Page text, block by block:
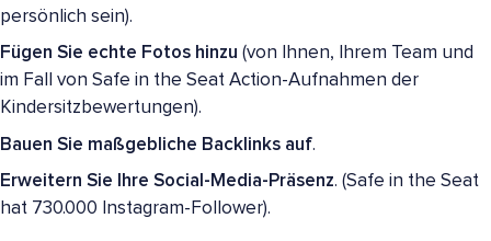
persönlich sein).
Fügen Sie echte Fotos hinzu (von Ihnen, Ihrem Team und
im Fall von Safe in the Seat Action-Aufnahmen der
Kindersitzbewertungen).
Bauen Sie maßgebliche Backlinks auf.
Erweitern Sie Ihre Social-Media-Präsenz. (Safe in the Seat
hat 730.000 Instagram-Follower).